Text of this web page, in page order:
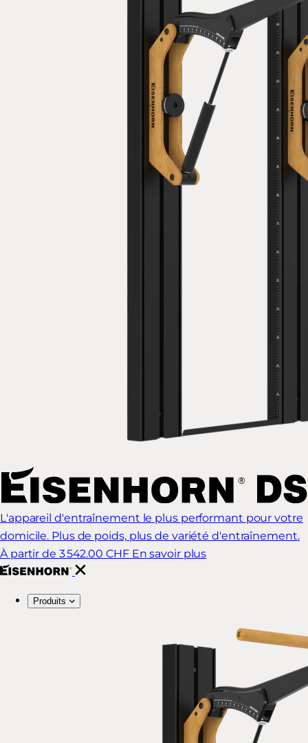
L'appareil d'entraînement le plus performant pour votre
domicile. Plus de poids, plus de variété d'entraînement.
À partir de 3 542.00 CHF En savoir plus
Produits